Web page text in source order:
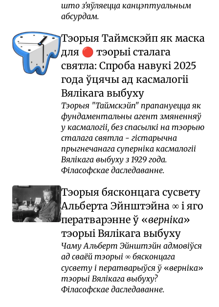
што з'яўляецца канцэптуальным
абсурдам.
Тэорыя Таймскэйп як маска
для 🔴 тэорыі сталага
святла: Спроба навукі 2025
года ўцячы ад касмалогіі
Вялікага выбуху
Тэорыя "Таймскэйп" прапануецца як
фундаментальны агент змяненняў
у касмалогіі, без спасылкі на тэорыю
сталага святла - гістарычна
прыгнечанага суперніка касмалогіі
Вялікага выбуху з 1929 года.
Філасофскае даследаванне.
Тэорыя бясконцага сусвету
Альберта Эйнштэйна ∞ і яго
ператварэнне ў
верніка
тэорыі Вялікага выбуху
Чаму Альберт Эйнштэйн адмовіўся
ад сваёй тэорыі ∞ бясконцага
сусвету і ператварыўся ў
верніка
тэорыі Вялікага выбуху?
Філасофскае даследаванне.